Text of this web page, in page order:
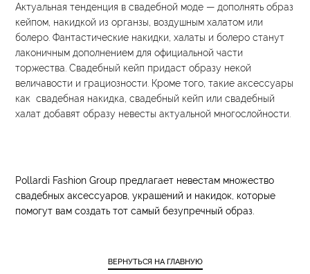
Актуальная тенденция в свадебной моде — дополнять образ
кейпом, накидкой из органзы, воздушным халатом или
болеро. Фантастические накидки, халаты и болеро станут
лаконичным дополнением для официальной части
торжества. Свадебный кейп придаст образу некой
величавости и грациозности. Кроме того, такие аксессуары
как свадебная накидка, свадебный кейп или свадебный
халат добавят образу невесты актуальной многослойности.
Pollardi Fashion Group предлагает невестам множество
свадебных аксессуаров, украшений и накидок, которые
помогут вам создать тот самый безупречный образ.
ВЕРНУТЬСЯ НА ГЛАВНУЮ